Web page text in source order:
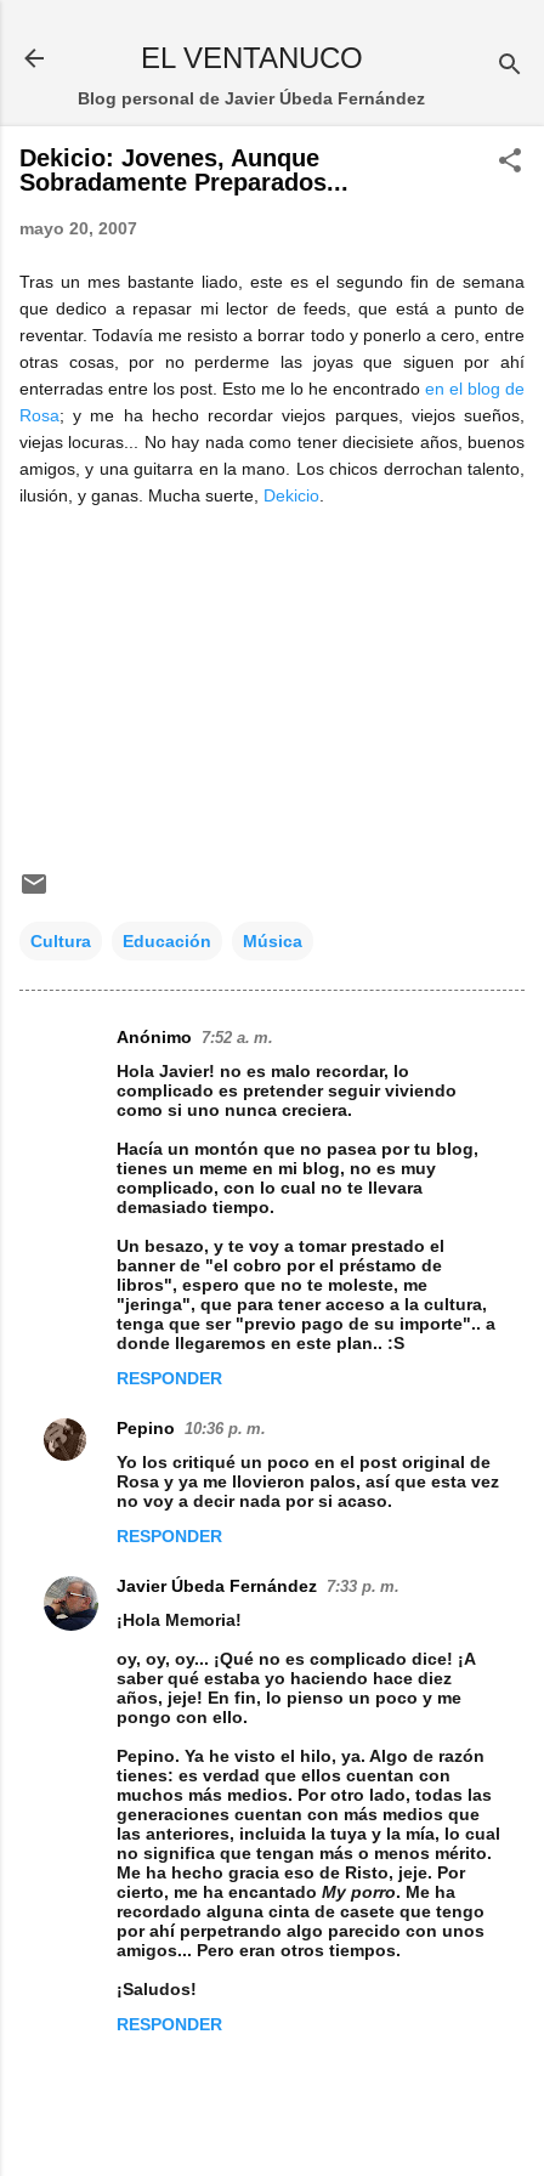
EL VENTANUCO
Blog personal de Javier Úbeda Fernández
Dekicio: Jovenes, Aunque
Sobradamente Preparados...
mayo 20, 2007
Tras un mes bastante liado, este es el segundo fin de semana
que dedico a repasar mi lector de feeds, que está a punto de
reventar. Todavía me resisto a borrar todo y ponerlo a cero, entre
otras cosas, por no perderme las joyas que siguen por ahí
enterradas entre los post. Esto me lo he encontrado en el blog de
Rosa; y me ha hecho recordar viejos parques, viejos sueños,
viejas locuras... No hay nada como tener diecisiete años, buenos
amigos, y una guitarra en la mano. Los chicos derrochan talento,
ilusión, y ganas. Mucha suerte, Dekicio
Cultura Educación Música
Anónimo 7:52 a. m.
Hola Javier! no es malo recordar, lo
complicado es pretender seguir viviendo
como si uno nunca creciera.
Hacía un montón que no pasea por tu blog,
tienes un meme en mi blog, no es muy
complicado, con lo cual no te llevara
demasiado tiempo.
Un besazo, y te voy a tomar prestado el
banner de "el cobro por el préstamo de
libros", espero que no te moleste, me
"jeringa", que para tener acceso a la cultura,
tenga que ser "previo pago de su importe".. a
donde llegaremos en este plan.. :S
RESPONDER
Pepino 10:36 p. m.
Yo los critiqué un poco en el post original de
Rosa y ya me llovieron palos, así que esta vez
no voy a decir nada por si acaso.
RESPONDER
Javier Úbeda Fernández 7:33 p. m.
¡Hola Memoria!
oy, oy, oy... ¡Qué no es complicado dice! ¡A
saber qué estaba yo haciendo hace diez
años, jeje! En fin, lo pienso un poco y me
pongo con ello.
Pepino. Ya he visto el hilo, ya. Algo de razón
tienes: es verdad que ellos cuentan con
muchos más medios. Por otro lado, todas las
generaciones cuentan con más medios que
las anteriores, incluida la tuya y la mía, lo cual
no significa que tengan más o menos mérito.
Me ha hecho gracia eso de Risto, jeje. Por
cierto, me ha encantado My porro. Me ha
recordado alguna cinta de casete que tengo
por ahí perpetrando algo parecido con unos
amigos... Pero eran otros tiempos.
¡Saludos!
RESPONDER